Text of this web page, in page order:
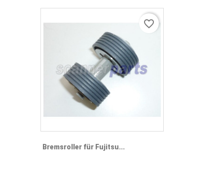
Bremsroller für Fujitsu...
favorite_border